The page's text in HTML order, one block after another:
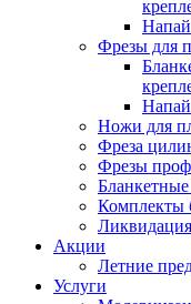
Фрезы для
Ножи для
Фреза
Фрезы
Комплекты
Ликвидация
Акции
Летние
Услуги